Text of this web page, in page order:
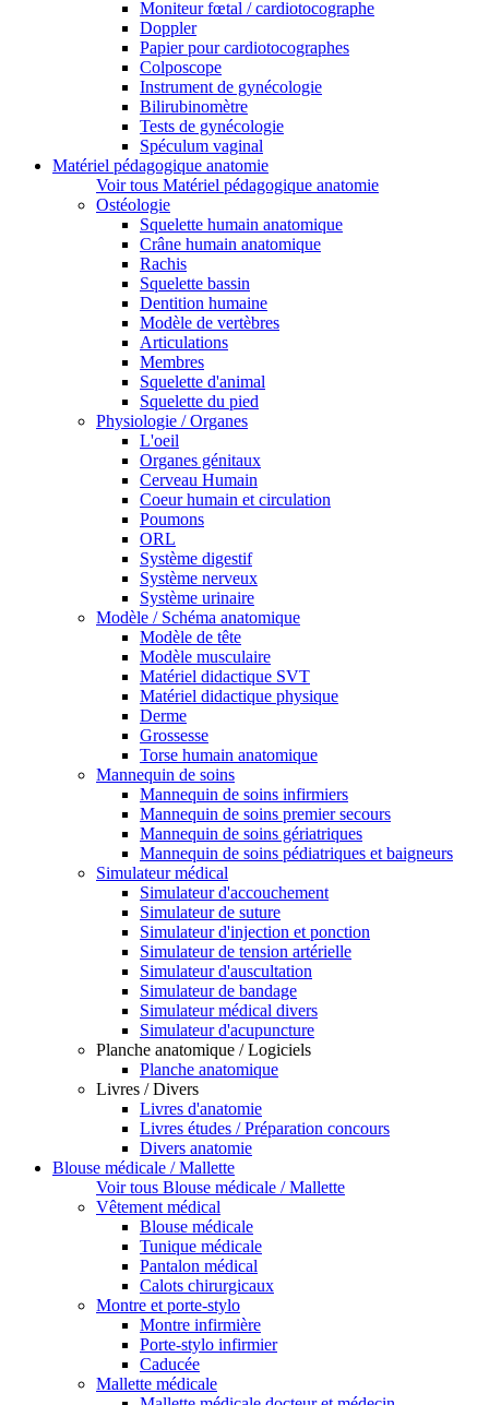
Moniteur fœtal / cardiotocographe
Doppler
Papier pour cardiotocographes
Colposcope
Instrument de gynécologie
Bilirubinomètre
Tests de gynécologie
Spéculum vaginal
Matériel pédagogique anatomie
Voir tous Matériel pédagogique anatomie
Ostéologie
Squelette humain anatomique
Crâne humain anatomique
Rachis
Squelette bassin
Dentition humaine
Modèle de vertèbres
Articulations
Membres
Squelette d'animal
Squelette du pied
Physiologie / Organes
L'oeil
Organes génitaux
Cerveau Humain
Coeur humain et circulation
Poumons
ORL
Système digestif
Système nerveux
Système urinaire
Modèle / Schéma anatomique
Modèle de tête
Modèle musculaire
Matériel didactique SVT
Matériel didactique physique
Derme
Grossesse
Torse humain anatomique
Mannequin de soins
Mannequin de soins infirmiers
Mannequin de soins premier secours
Mannequin de soins gériatriques
Mannequin de soins pédiatriques et baigneurs
Simulateur médical
Simulateur d'accouchement
Simulateur de suture
Simulateur d'injection et ponction
Simulateur de tension artérielle
Simulateur d'auscultation
Simulateur de bandage
Simulateur médical divers
Simulateur d'acupuncture
Planche anatomique / Logiciels
Planche anatomique
Livres / Divers
Livres d'anatomie
Livres études / Préparation concours
Divers anatomie
Blouse médicale / Mallette
Voir tous Blouse médicale / Mallette
Vêtement médical
Blouse médicale
Tunique médicale
Pantalon médical
Calots chirurgicaux
Montre et porte-stylo
Montre infirmière
Porte-stylo infirmier
Caducée
Mallette médicale